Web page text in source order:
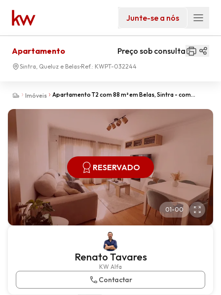
Junte-se a nós
Imóveis
Apartamento T2 com 88 m² em Belas, Sintra - com
Apartamento Preço sob consulta
Sintra, Queluz e Belas Ref.: KWPT-032244
RESERVADO
01-00
Renato Tavares
KW Alfa
Contactar